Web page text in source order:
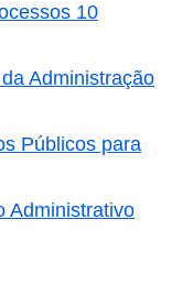
10
Administração
Públicos para
Administrativo